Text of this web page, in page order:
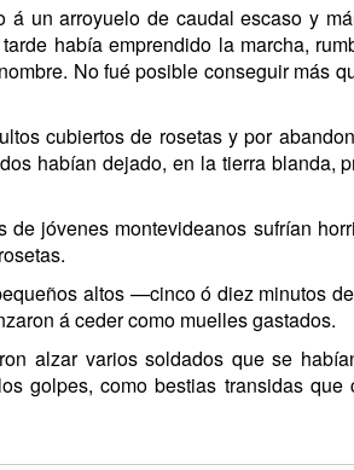
un arroyuelo de caudal escaso y
había emprendido la marcha,
No fué posible conseguir más
cubiertos de rosetas y por
habían dejado, en la tierra blanda,
jóvenes montevideanos sufrían
altos —cinco ó diez minutos
á ceder como muelles gastados.
alzar varios soldados que se
golpes, como bestias transidas